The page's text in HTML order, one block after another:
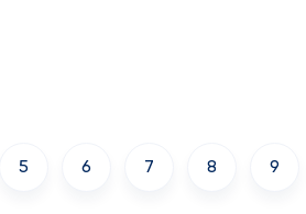
5 6 7 8 9